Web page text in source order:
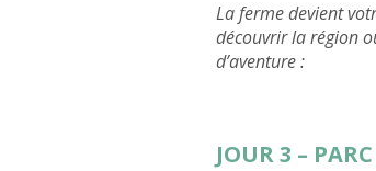
La ferme devient
découvrir la région
d’aventure :
JOUR 3 –